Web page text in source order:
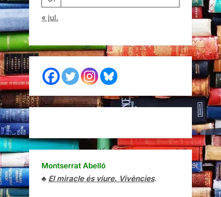
« jul.
Montserrat Abelló
♣ El miracle és viure. Vivències.